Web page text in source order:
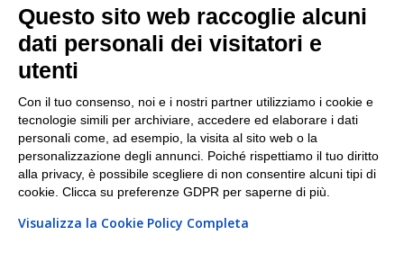
Facebook
Linkedin
I nostri punti di ritiro e spedizione pacchi nelle
maggiori città italiane
Torino|Milano|Roma|Bologna|Firenze| Genova
Napoli|Varese
Questo sito web raccoglie alcuni
dati personali dei visitatori e
utenti
Con il tuo consenso, noi e i nostri partner utilizziamo i cookie e
tecnologie simili per archiviare, accedere ed elaborare i dati
personali come, ad esempio, la visita al sito web o la
personalizzazione degli annunci. Poiché rispettiamo il tuo diritto
alla privacy, è possibile scegliere di non consentire alcuni tipi di
cookie. Clicca su preferenze GDPR per saperne di più.
Visualizza la Cookie Policy Completa